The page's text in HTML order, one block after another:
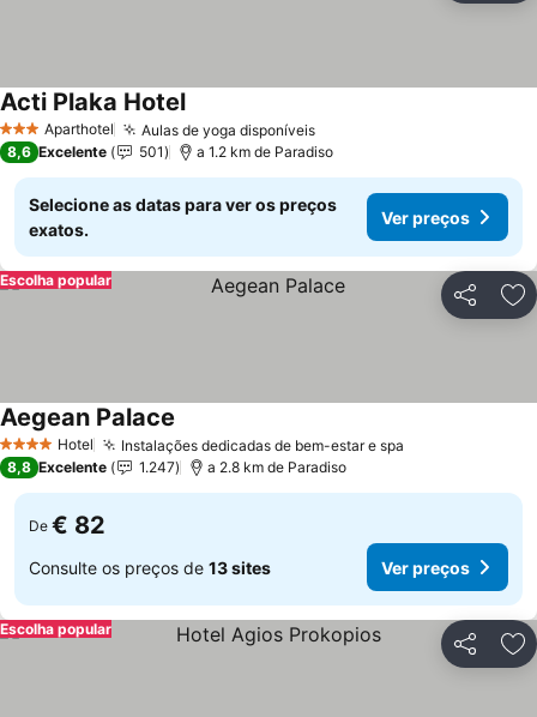
3 EstrelasAparthotel Aulas de yoga disponíveisVer preços
Acti Plaka HotelVer preços
8,6 Excelente 501 a 1.2 km de Paradiso
Selecione as datas para ver os preços
exatos.
Ver preços
Partilhar
Escolha popular
4 EstrelasHotel Instalações dedicadas de bem-estar e spa
Aegean Palace
8,8 Excelente 1.247 a 2.8 km de Paradiso
De € 82
Consulte os preços de 13 sites Ver preços
Partilhar
Escolha popular